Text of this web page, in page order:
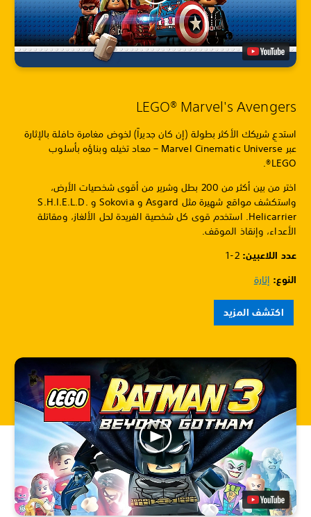
LEGO® Marvel's Avengers
استدعِ شريكك الأكثر بطولة (إن كان جديراً) لخوض مغامرة حافلة بالإثارة
عبر Marvel Cinematic Universe – معاد تخيله وبناؤه بأسلوب
LEGO®.
اختر من بين أكثر من 200 بطل وشرير من أقوى شخصيات الأرض،
واستكشف مواقع شهيرة مثل Asgard و Sokovia و S.H.I.E.L.D.
Helicarrier. استخدم قوى كل شخصية الفريدة لحل الألغاز، ومقاتلة
الأعداء، وإنقاذ الموقف.
عدد اللاعبين: ‏1-2
النوع: إثارة
اكتشف المزيد